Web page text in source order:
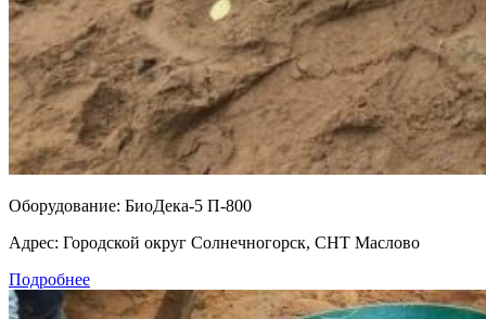
Оборудование: БиоДека-5 П-800
Адрес: Городской округ Солнечногорск, СНТ Маслово
Подробнее